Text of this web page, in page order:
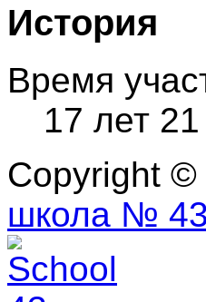
История
Время
17 лет
Copyright
школа №